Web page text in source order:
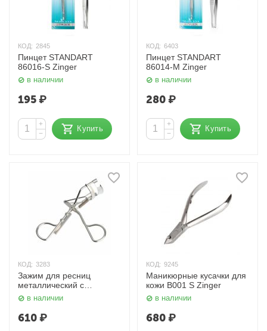
КОД: 2845
Пинцет STANDART
86016-S Zinger
в наличии
195₽
+
−
Купить
КОД: 6403
Пинцет STANDART
86014-M Zinger
в наличии
280₽
+
−
Купить
КОД: 3283
Зажим для ресниц
металлический с
в наличии
610₽
КОД: 9245
Маникюрные кусачки для
кожи B001 S Zinger
в наличии
680₽